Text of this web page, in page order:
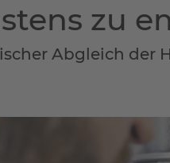
zu
Abgleich der